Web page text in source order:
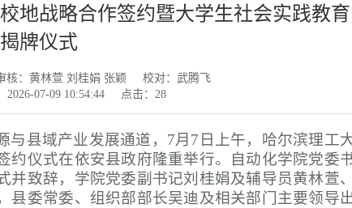
地战略合作签约暨大学生社会实践教育
牌仪式
核：黄林萱 刘桂娟 张颖
校对：武腾飞
2026-07-09 10:54:44 点击： 28
与县域产业发展通道，7月7日上午，哈尔滨理工
约仪式在依安县政府隆重举行。自动化学院党委
致辞，学院党委副书记刘桂娟及辅导员黄林萱、
县委常委、组织部部长吴迪及相关部门主要领导